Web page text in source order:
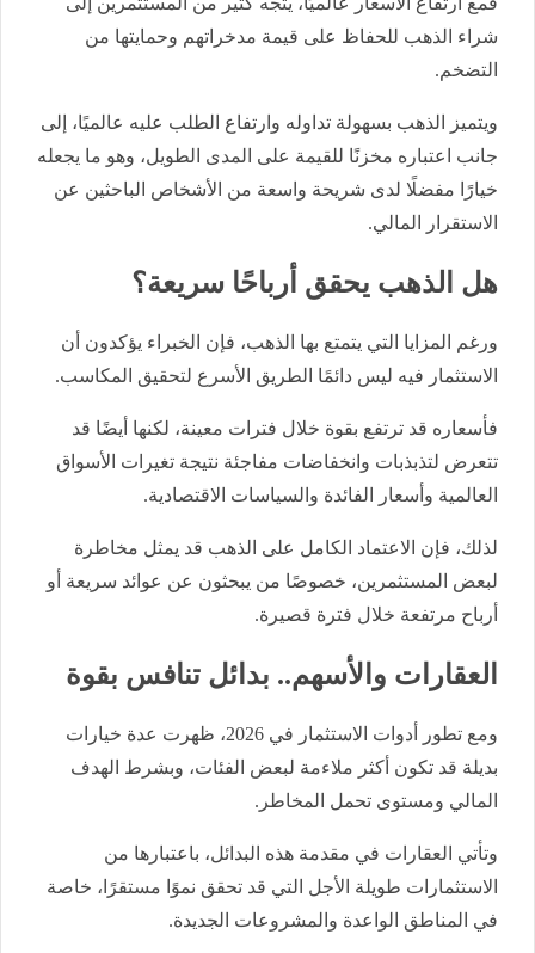
شراء الذهب للحفاظ على قيمة مدخراتهم وحمايتها من
التضخم.
ويتميز الذهب بسهولة تداوله وارتفاع الطلب عليه عالميًا، إلى
جانب اعتباره مخزنًا للقيمة على المدى الطويل، وهو ما يجعله
خيارًا مفضلًا لدى شريحة واسعة من الأشخاص الباحثين عن
الاستقرار المالي.
هل الذهب يحقق أرباحًا سريعة؟
ورغم المزايا التي يتمتع بها الذهب، فإن الخبراء يؤكدون أن
الاستثمار فيه ليس دائمًا الطريق الأسرع لتحقيق المكاسب.
فأسعاره قد ترتفع بقوة خلال فترات معينة، لكنها أيضًا قد
تتعرض لتذبذبات وانخفاضات مفاجئة نتيجة تغيرات الأسواق
العالمية وأسعار الفائدة والسياسات الاقتصادية.
لذلك، فإن الاعتماد الكامل على الذهب قد يمثل مخاطرة
لبعض المستثمرين، خصوصًا من يبحثون عن عوائد سريعة أو
أرباح مرتفعة خلال فترة قصيرة.
العقارات والأسهم.. بدائل تنافس بقوة
ومع تطور أدوات الاستثمار في 2026، ظهرت عدة خيارات
بديلة قد تكون أكثر ملاءمة لبعض الفئات، وبشرط الهدف
المالي ومستوى تحمل المخاطر.
وتأتي العقارات في مقدمة هذه البدائل، باعتبارها من
الاستثمارات طويلة الأجل التي قد تحقق نموًا مستقرًا، خاصة
في المناطق الواعدة والمشروعات الجديدة.